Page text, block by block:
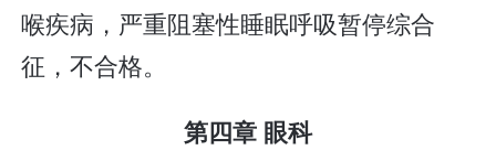
喉疾病，严重阻塞性睡眠呼吸暂停综合
征，不合格。
第四章 眼科